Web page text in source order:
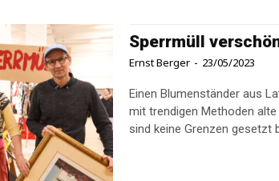
Sperrmüll
Ernst Berger - 23/05/2023
Einen Blumenständer aus
mit trendigen Methoden alte
sind keine Grenzen gesetzt